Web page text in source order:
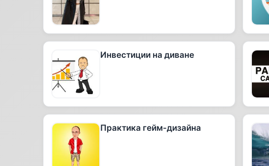
Инвестиции на диване
Практика гейм-дизайна